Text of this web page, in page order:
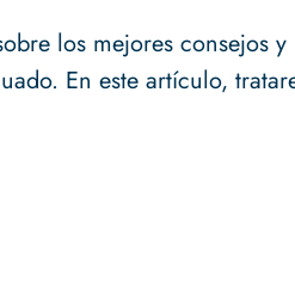
los mejores consejos y
En este artículo,